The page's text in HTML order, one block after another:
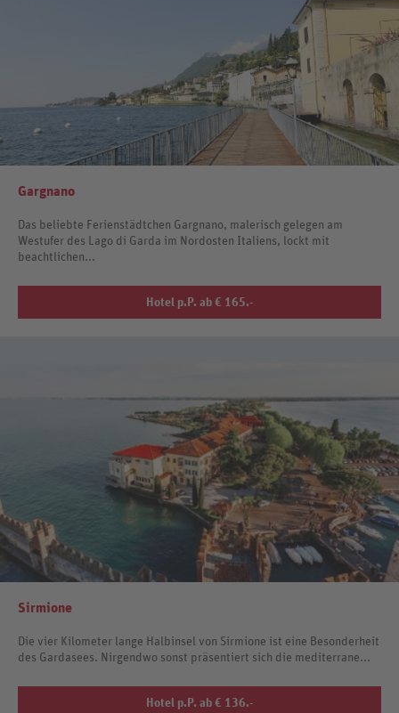
Gargnano
Das beliebte Ferienstädtchen Gargnano, malerisch gelegen am
Westufer des Lago di Garda im Nordosten Italiens, lockt mit
beachtlichen...
Hotel p.P. ab € 165.-
Sirmione
Die vier Kilometer lange Halbinsel von Sirmione ist eine Besonderheit
des Gardasees. Nirgendwo sonst präsentiert sich die mediterrane...
Hotel p.P. ab € 136.-